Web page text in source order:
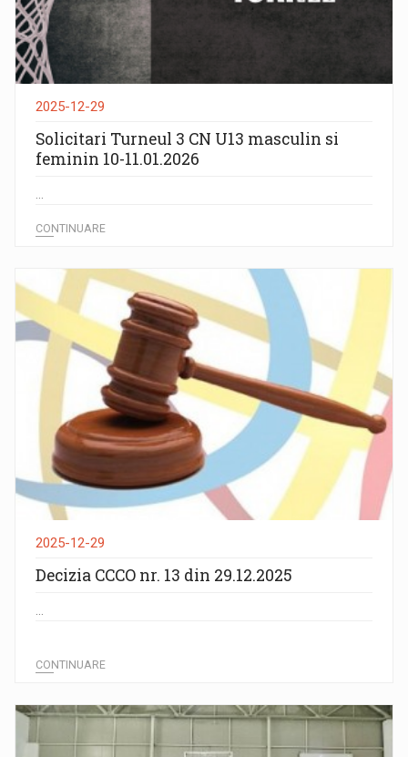
2025-12-29
Solicitari Turneul 3 CN U13 masculin si
feminin 10-11.01.2026
CONTINUARE
2025-12-29
Decizia CCCO nr. 13 din 29.12.2025
CONTINUARE